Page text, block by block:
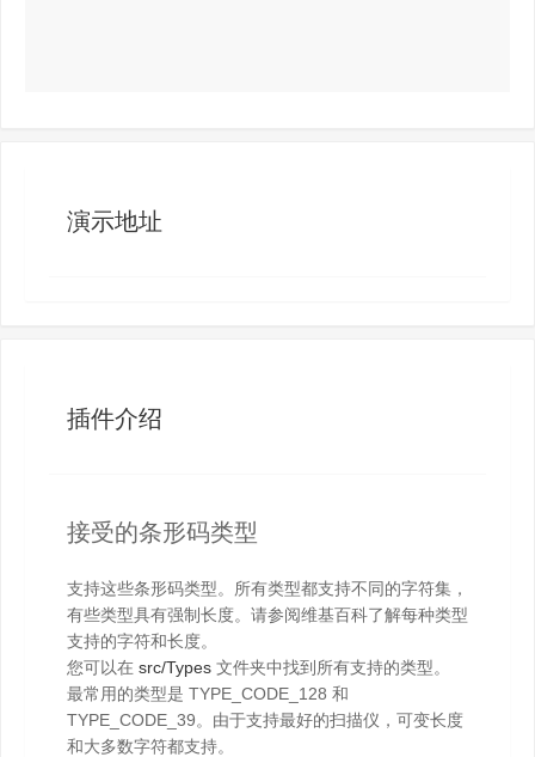
演示地址
插件介绍
接受的条形码类型
支持这些条形码类型。所有类型都支持不同的字符集，
有些类型具有强制长度。请参阅维基百科了解每种类型
支持的字符和长度。
您可以在 src/Types 文件夹中找到所有支持的类型。
最常用的类型是 TYPE_CODE_128 和
TYPE_CODE_39。由于支持最好的扫描仪，可变长度
和大多数字符都支持。